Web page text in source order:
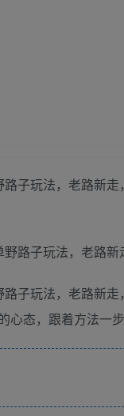
子玩法，老路新
子玩法，老路新
心态，跟着方法一